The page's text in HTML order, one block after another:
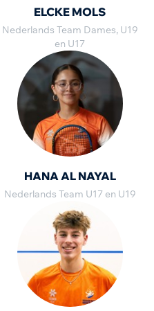
ELCKE MOLS
Nederlands Team Dames, U19
en U17
HANA AL NAYAL
Nederlands Team U17 en U19